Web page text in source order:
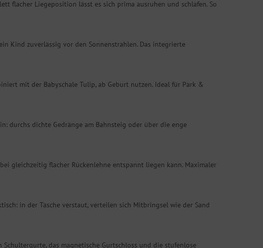
flacher Liegeposition lässt es sich prima ausruhen und schlafen. So
Kind zuverlässig vor den Sonnenstrahlen. Das integrierte
mit der Babyschale Tulip, ab Geburt nutzen. Ideal für Park &
durchs dichte Gedränge am Bahnsteig oder über die enge
gleichzeitig flacher Rückenlehne entspannt liegen kann. Maximaler
in der Tasche verstaut, verteilen sich Mitbringsel wie der Sand
das magnetische Gurtschloss und die stufenlose